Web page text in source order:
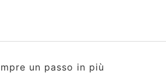
un passo in più